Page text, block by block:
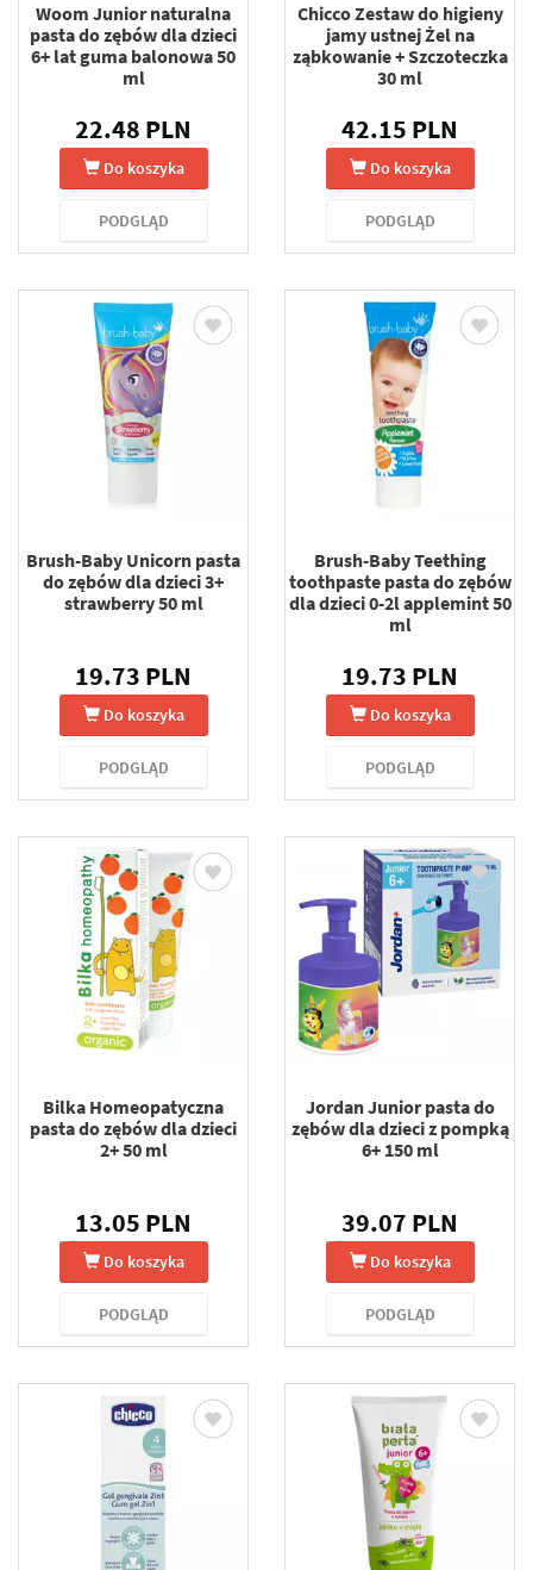
Woom Junior naturalna
pasta do zębów dla dzieci
6+ lat guma balonowa 50
ml
22.48 PLN
Do koszyka
PODGLĄD
Chicco Zestaw do higieny
jamy ustnej Żel na
ząbkowanie + Szczoteczka
30 ml
42.15 PLN
Do koszyka
PODGLĄD
Brush-Baby Unicorn pasta
do zębów dla dzieci 3+
strawberry 50 ml
19.73 PLN
Do koszyka
PODGLĄD
Brush-Baby Teething
toothpaste pasta do zębów
dla dzieci 0-2l applemint 50
ml
19.73 PLN
Do koszyka
PODGLĄD
Bilka Homeopatyczna
pasta do zębów dla dzieci
2+ 50 ml
13.05 PLN
Do koszyka
PODGLĄD
Jordan Junior pasta do
zębów dla dzieci z pompką
6+ 150 ml
39.07 PLN
Do koszyka
PODGLĄD